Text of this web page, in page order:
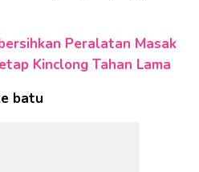
Peralatan Masak
Kinclong Tahan Lama
batu